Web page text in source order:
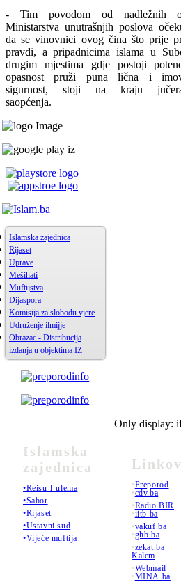
- Tim povodom od nadležnih
Ministarstva unutrašnjih poslova
da se vinovnici ovog čina što prije
pravdi, a pripadnicima islama u
drugim mjestima gdje postoji
opasnost pruži puna lična i
sigurnost, stoji na kraju
saopćenja.
Islamska zajednica
Rijaset
Uprave
Mešihati
Muftijstva
Dijaspora
Komisija za slobodu vjere
Udruženje ilmijje
Obrazac - Distribucija
izdanja u objektima IZ
Islamska
zajednica
•Reisu-l-ulema
•Sabor
•Rijaset
•Ustavni sud
•Vijeće muftija
Only display:
•Preporod
•cdv.ba
•Radio BIR
•iitb.ba
•vakuf.ba
•ghb.ba
•zekat.ba
Kalem
•Webmail
•MINA.ba